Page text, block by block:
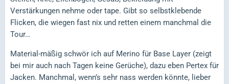
Verstärkungen nehme oder tape. Gibt so selbstklebende
Flicken, die wiegen fast nix und retten einem manchmal die
Tour…
Material-mäßig schwör ich auf Merino für Base Layer (zeigt
bei mir auch nach Tagen keine Gerüche), dazu eben Pertex für
Jacken. Manchmal, wenn’s sehr nass werden könnte, lieber